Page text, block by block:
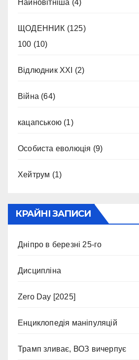
Найновітніша (4)
ЩОДЕННИК (125)
100 (10)
Відлюдник XXI (2)
Війна (64)
кацапською (1)
Особиста еволюція (9)
Хейтрум (1)
КРАЙНІ ЗАПИСИ
Дніпро в березні 25-го
Дисципліна
Zero Day [2025]
Енциклопедія маніпуляцій
Трамп зливає, ВОЗ вичерпує